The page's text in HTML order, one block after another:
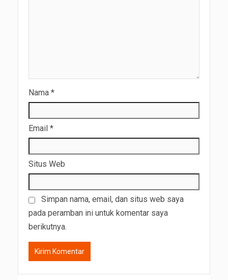
Nama *
Email *
Situs Web
Simpan nama, email, dan situs web saya
pada peramban ini untuk komentar saya
berikutnya.